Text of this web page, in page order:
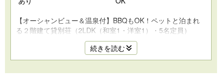
【オーシャンビュー＆温泉付】BBQもOK！ペットと泊まれ
る２階建て貸別荘（2LDK（和室1・洋室1）・5名定員）
オーシャンビュー＆BBQもOK！温泉につかりながらのんび
りとした別荘時間を堪能できます♪
薪ストーブのある炎のゆらめきに癒やされるコテージ
続きを読む